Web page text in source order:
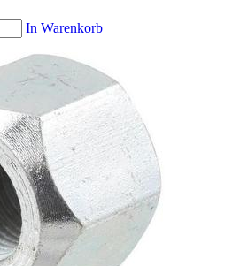
In Warenkorb